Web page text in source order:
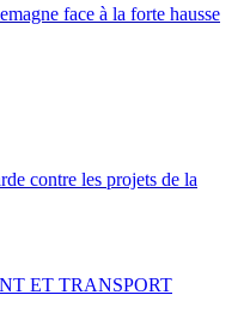
face à la forte hausse
contre les projets de la
ET TRANSPORT